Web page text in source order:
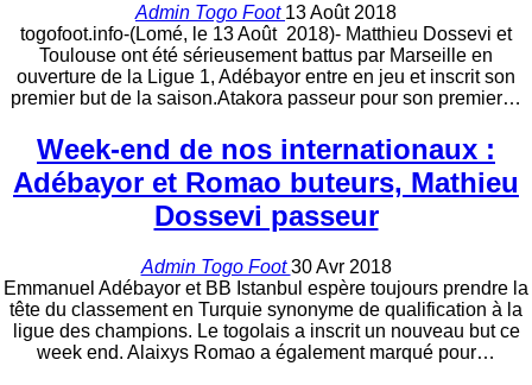
Admin Togo Foot 13 Août 2018
togofoot.info-(Lomé, le 13 Août 2018)- Matthieu Dossevi et
Toulouse ont été sérieusement battus par Marseille en
ouverture de la Ligue 1, Adébayor entre en jeu et inscrit son
premier but de la saison.Atakora passeur pour son premier…
Week-end de nos internationaux :
Adébayor et Romao buteurs, Mathieu
Dossevi passeur
Admin Togo Foot30 Avr 2018
Emmanuel Adébayor et BB Istanbul espère toujours prendre la
tête du classement en Turquie synonyme de qualification à la
ligue des champions. Le togolais a inscrit un nouveau but ce
week end. Alaixys Romao a également marqué pour…